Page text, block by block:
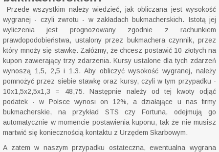
Przede wszystkim należy wiedzieć, jak obliczana jest wysokość
wygranej - czyli zwrotu - w zakładach bukmacherskich. Istotą jej
wyliczenia jest prognozowany zgodnie z rachunkiem
prawdopodobieństwa, ustalony przez bukmachera czynnik, przez
który mnoży się stawkę. Załóżmy, że chcesz postawić 10 złotych na
kupon zawierający trzy zdarzenia. Kursy ustalone dla tych zdarzeń
wynoszą 1,5, 2,5 i 1,3. Aby obliczyć wysokość wygranej, należy
pomnożyć przez siebie stawkę oraz kursy, czyli w tym przypadku -
10x1,5x2,5x1,3 = 48,75. Następnie należy od tej kwoty odjąć
podatek - w Polsce wynosi on 12%, a działające u nas firmy
bukmacherskie, na przykład STS czy Fortuna, odejmują go
automatycznie w momencie postawienia kuponu, tak że nie musisz
martwić się koniecznością kontaktu z Urzędem Skarbowym.
A zatem w naszym przypadku ostateczna, ewentualna wygrana